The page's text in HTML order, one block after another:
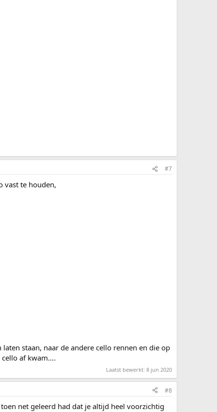
#7
vast te houden,
staan, naar de andere cello rennen en die op
af kwam....
Laatst bewerkt: 8 jun 2020
#8
net geleerd had dat je altijd heel voorzichtig